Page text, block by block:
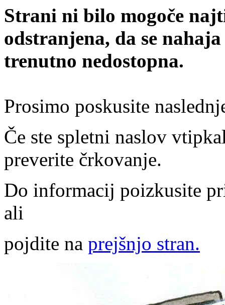
Strani ni bilo mogoče
odstranjena, da se
trenutno nedostopna.
Prosimo poskusite
Če ste spletni naslov
preverite črkovanje.
Do informacij poizkusite
ali
pojdite na prejšnjo stran.